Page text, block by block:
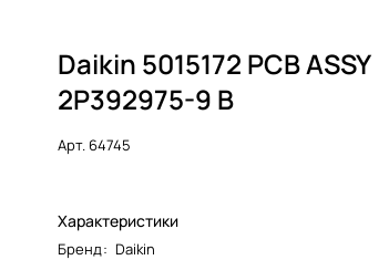
Daikin 5015172 PCB ASSY
2P392975-9 B
Арт.64745
Характеристики
Бренд: Daikin